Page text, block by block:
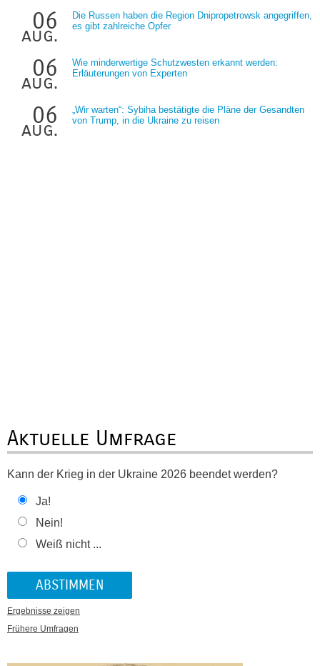
06
aug.
Die Russen haben die Region Dnipropetrowsk angegriffen,
es gibt zahlreiche Opfer
06
aug.
Wie minderwertige Schutzwesten erkannt werden:
Erläuterungen von Experten
06
aug.
„Wir warten“: Sybiha bestätigte die Pläne der Gesandten
von Trump, in die Ukraine zu reisen
Aktuelle Umfrage
Kann der Krieg in der Ukraine 2026 beendet werden?
Ja!
Nein!
Weiß nicht ...
Ergebnisse zeigen
Frühere Umfragen